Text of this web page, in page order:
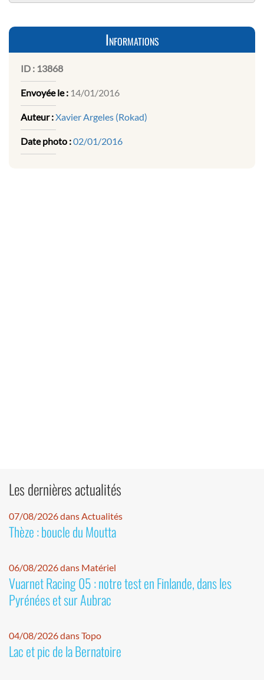
Informations
ID : 13868
Envoyée le : 14/01/2016
Auteur :Xavier Argeles (Rokad)
Date photo :02/01/2016
Les dernières actualités
07/08/2026 dans Actualités
Thèze : boucle du Moutta
06/08/2026 dans Matériel
Vuarnet Racing 05 : notre test en Finlande, dans les
Pyrénées et sur Aubrac
04/08/2026 dans Topo
Lac et pic de la Bernatoire